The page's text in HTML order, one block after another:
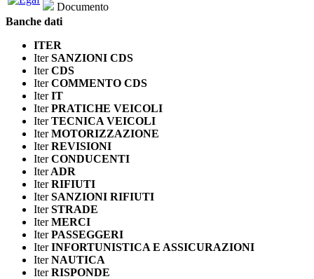
Documento
Banche dati
ITER
IterSANZIONI CDS
IterCDS
IterCOMMENTO CDS
IterIT
IterPRATICHE VEICOLI
IterTECNICA VEICOLI
IterMOTORIZZAZIONE
IterREVISIONI
IterCONDUCENTI
IterADR
IterRIFIUTI
IterSANZIONI RIFIUTI
IterSTRADE
IterMERCI
IterPASSEGGERI
IterINFORTUNISTICA E ASSICURAZIONI
IterNAUTICA
IterRISPONDE